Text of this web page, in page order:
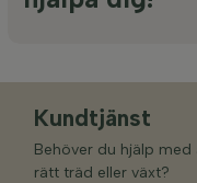
Kundtjänst
Behöver du hjälp
rätt träd eller växt?